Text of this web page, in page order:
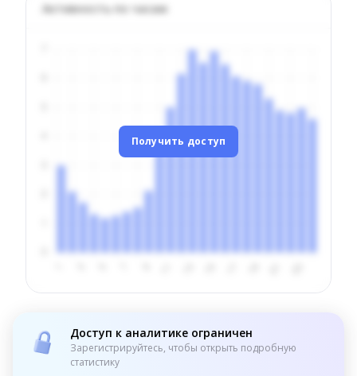
Активность по часам
Получить доступ
Доступ к аналитике ограничен
Зарегистрируйтесь, чтобы открыть подробную
статистику